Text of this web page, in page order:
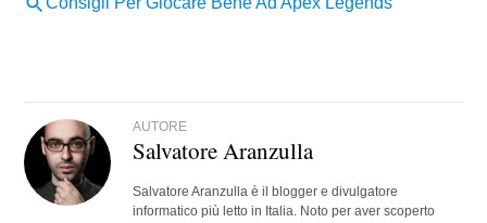
AUTORE
Salvatore Aranzulla
Salvatore Aranzulla è il blogger e divulgatore
informatico più letto in Italia. Noto per aver scoperto